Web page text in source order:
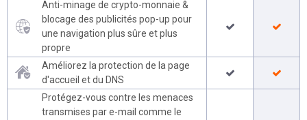
Anti-minage de crypto-monnaie &
blocage des publicités pop-up pour
une navigation plus sûre et plus
propre
Améliorez la protection de la page
d'accueil et du DNS
Protégez-vous contre les menaces
transmises par e-mail comme le